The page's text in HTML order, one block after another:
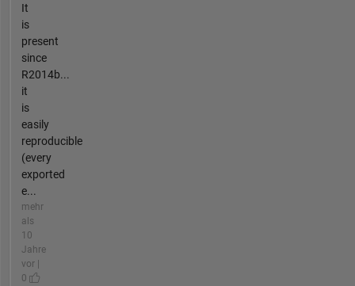
It
is
present
since
R2014b...
it
is
easily
reproducible
(every
exported
e...
mehr
als
10
Jahre
vor |
0